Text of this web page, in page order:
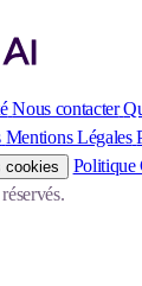
Nous contacter
Mentions Légales
cookies
Politique